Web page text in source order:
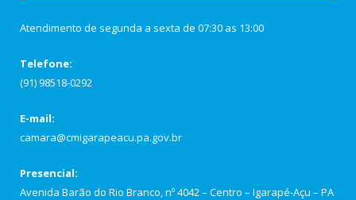
Atendimento de segunda a sexta de 07:30 as 13:00
Telefone:
(91) 98518-0292
E-mail:
camara@cmigarapeacu.pa.gov.br
Presencial:
Avenida Barão do Rio Branco, nº 4042 – Centro – Igarapé-Açu – PA